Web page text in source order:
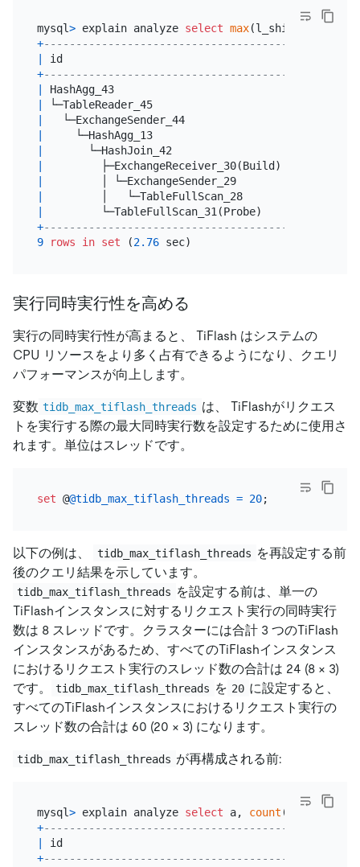
mysql> explain analyze select max(l_shipdate),
+------------------------------------------
id
+------------------------------------------
HashAgg_43
└─TableReader_45
   └─ExchangeSender_44
     └─HashAgg_13
       └─HashJoin_42
         ├─ExchangeReceiver_30(Build)
         │ └─ExchangeSender_29
         │   └─TableFullScan_28
         └─TableFullScan_31(Probe)
+------------------------------------------
9
rows in set (2.76
実行同時実行性を高める
実行の同時実行性が高まると、 TiFlash はシステムの
CPU リソースをより多く占有できるようになり、クエリ
パフォーマンスが向上します。
変数 tidb_max_tiflash_threads は、 TiFlashがリクエス
トを実行する際の最大同時実行数を設定するために使用さ
れます。単位はスレッドです。
set @@tidb_max_tiflash_threads = 20
以下の例は、 tidb_max_tiflash_threads を再設定する前
後のクエリ結果を示しています。
tidb_max_tiflash_threads を設定する前は、単一の
TiFlashインスタンスに対するリクエスト実行の同時実行
数は 8 スレッドです。クラスターには合計 3 つのTiFlash
インスタンスがあるため、すべてのTiFlashインスタンス
におけるリクエスト実行のスレッド数の合計は 24 (8 × 3)
です。
tidb_max_tiflash_threads を 20 に設定すると、
すべてのTiFlashインスタンスにおけるリクエスト実行の
スレッド数の合計は 60 (20 × 3) になります。
tidb_max_tiflash_threads が再構成される前:
mysql> explain analyze select a, count ( from t
+--------------------------------------
id
+--------------------------------------